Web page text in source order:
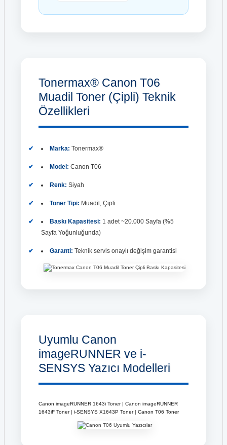
Tonermax® Canon T06
Muadil Toner (Çipli) Teknik
Özellikleri
Marka: Tonermax®
Model: Canon T06
Renk: Siyah
Toner Tipi: Muadil, Çipli
Baskı Kapasitesi: 1 adet ~20.000 Sayfa (%5
Sayfa Yoğunluğunda)
Garanti: Teknik servis onaylı değişim garantisi
Uyumlu Canon
imageRUNNER ve i-
SENSYS Yazıcı Modelleri
Canon imageRUNNER 1643i Toner | Canon imageRUNNER
1643iF Toner | i-SENSYS X1643P Toner | Canon T06 Toner